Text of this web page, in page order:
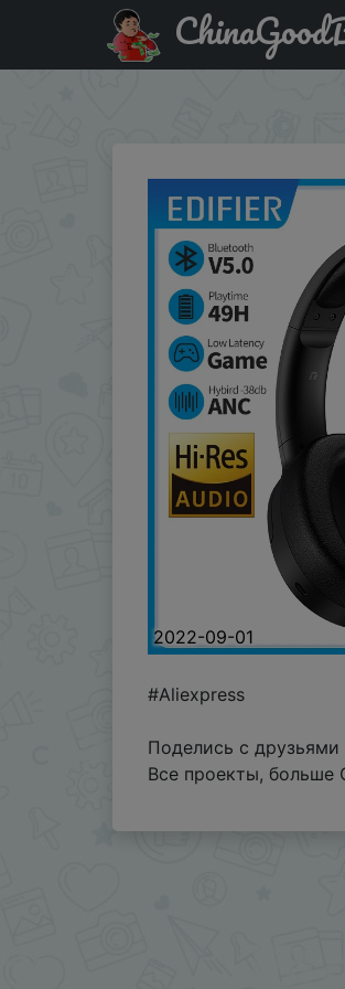
Придбати по знижці $1/29 EDIFIER
быстрая зарядка, гибридный ANC
2022-09-01
#Aliexpress
Поделись с
Все проекты, больше